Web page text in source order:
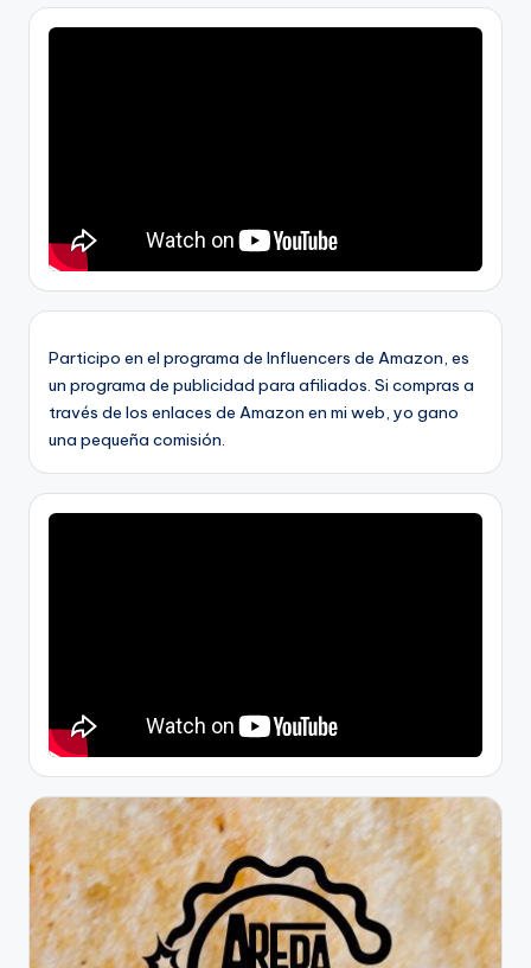
Participo en el programa de Influencers de Amazon, es
un programa de publicidad para afiliados. Si compras a
través de los enlaces de Amazon en mi web, yo gano
una pequeña comisión.